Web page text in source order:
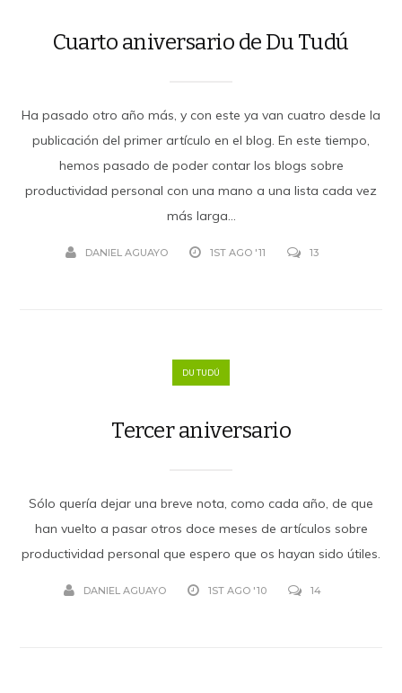
Cuarto aniversario de Du Tudú
Ha pasado otro año más, y con este ya van cuatro desde la
publicación del primer artículo en el blog. En este tiempo,
hemos pasado de poder contar los blogs sobre
productividad personal con una mano a una lista cada vez
más larga...
DANIEL AGUAYO 1ST AGO '11 13
DU TUDÚ
Tercer aniversario
Sólo quería dejar una breve nota, como cada año, de que
han vuelto a pasar otros doce meses de artículos sobre
productividad personal que espero que os hayan sido útiles.
DANIEL AGUAYO 1ST AGO '10 14